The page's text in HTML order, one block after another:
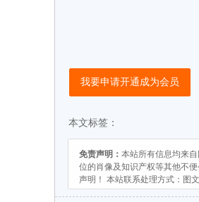
我要申请开通成为会员
本文标签：
免责声明： 本站所有信息均来
位的肖像及知识产权等其他不
声明！ 本站联系处理方式：图